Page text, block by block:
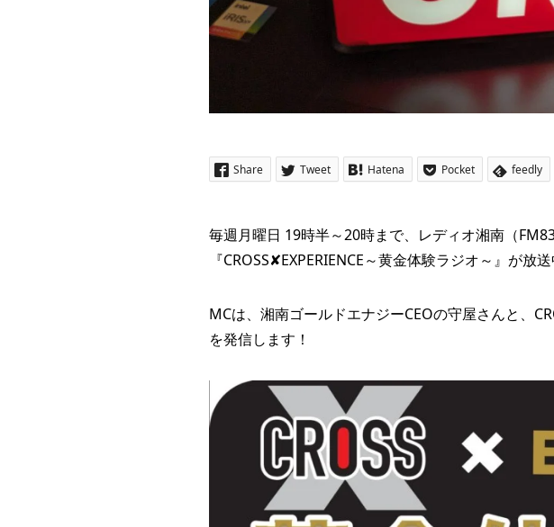
Share Tweet Hatena Pocket feedly
毎週月曜日 19時半～20時まで、レディオ湘南（
『CROSS✘EXPERIENCE～黄金体験ラジオ～』が放送
MCは、湘南ゴールドエナジーCEOの守屋さんと、
を発信します！